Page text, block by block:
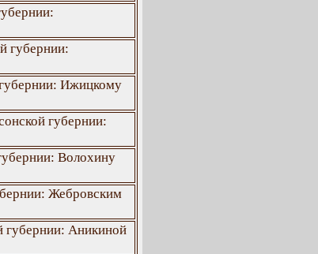
губернии:
Ижицкому
губернии:
Волохину
Жебровским
губернии: Аникиной